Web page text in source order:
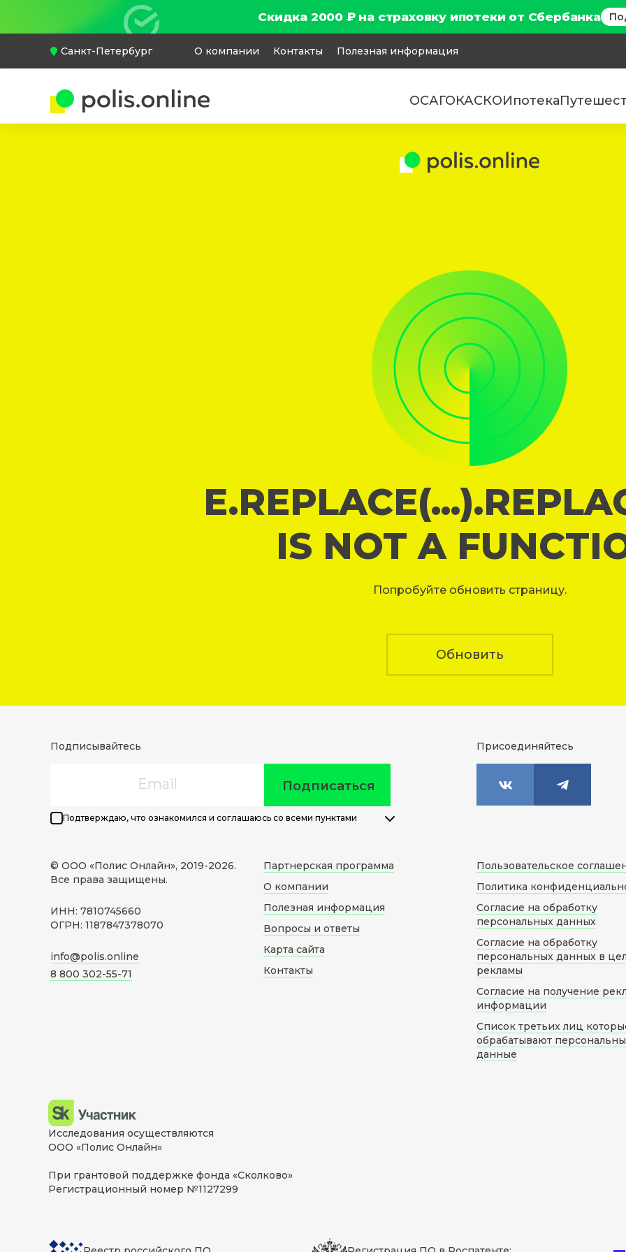
Скидка 2000 ₽ на страховку ипотеки от Сбербанка
Санкт-Петербург О компании Контакты Полезная информация
ОСАГОКАСКОИпотека
IS NOT A
Попробуйте обновить страницу.
Обновить
Подписывайтесь
Подписаться
Подтверждаю, что ознакомился и соглашаюсь со всеми пунктами
Присоединяйтесь
© ООО «Полис Онлайн», 2019-2026.
Все права защищены.
ИНН: 7810745660
ОГРН: 1187847378070
info@polis.online
8 800 302-55-71
Партнерская программа
О компании
Полезная информация
Вопросы и ответы
Карта сайта
Контакты
Пользовательское
Политика
Согласие на обработку
персональных данных
Согласие на обработку
персональных данных в
рекламы
Согласие на получение
информации
Список третьих лиц
обрабатывают
данные
Исследования осуществляются
ООО «Полис Онлайн»
При грантовой поддержке фонда «Сколково»
Регистрационный номер №1127299